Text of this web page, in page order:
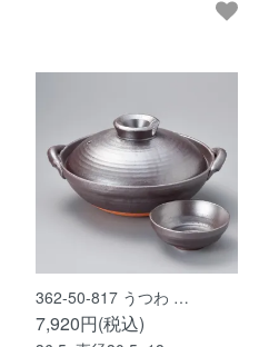
362-50-817 うつわ …
7,920円(税込)